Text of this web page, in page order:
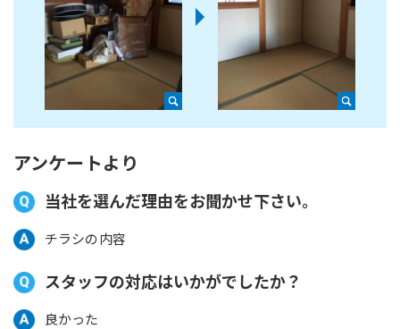
アンケートより
当社を選んだ理由をお聞かせ下さい。
チラシの内容
スタッフの対応はいかがでしたか？
良かった